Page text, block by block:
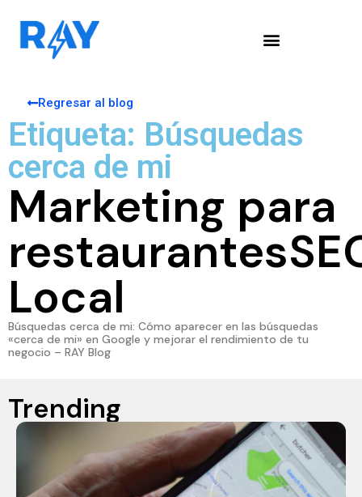
Regresar al blog
Etiqueta: Búsquedas
cerca de mi
Marketing para
restaurantes
Local
Búsquedas cerca de mi: Cómo aparecer en las búsquedas
«cerca de mi» en Google y mejorar el rendimiento de tu
negocio – RAY Blog
Trending